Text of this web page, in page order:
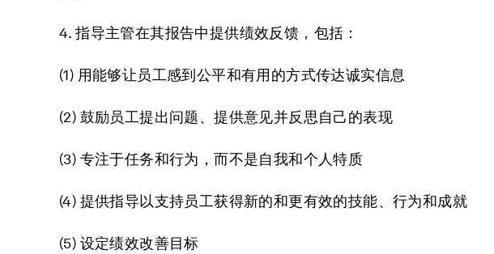
4. 指导主管在其报告中提供绩效反馈，包括：
(1) 用能够让员工感到公平和有用的方式传达诚实信息
(2) 鼓励员工提出问题、提供意见并反思自己的表现
(3) 专注于任务和行为，而不是自我和个人特质
(4) 提供指导以支持员工获得新的和更有效的技能、行为和成就
(5) 设定绩效改善目标